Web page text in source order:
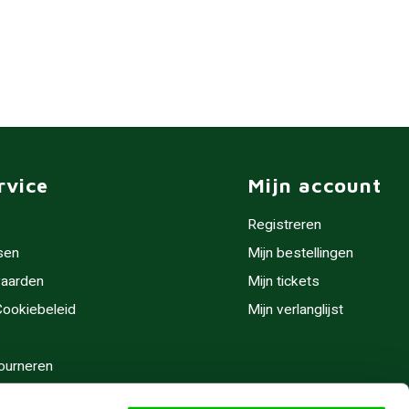
Mijn account
Registreren
Mijn bestellingen
Mijn tickets
Mijn verlanglijst